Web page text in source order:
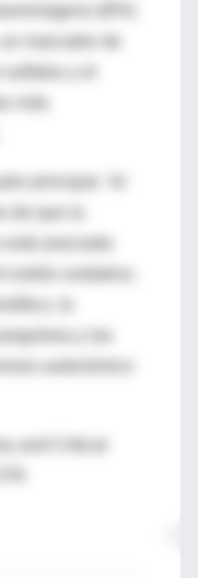
(tPA)
marcador de
principal, “el
y las